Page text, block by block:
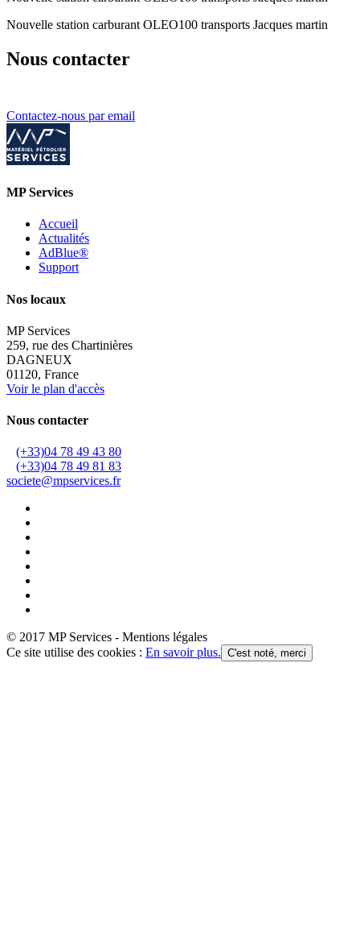
Nouvelle station carburant OLEO100 transports Jacques martin
Nous contacter
Contactez-nous par email
MP Services
Accueil
Actualités
AdBlue®
Support
Nos locaux
MP Services
259, rue des Chartinières
DAGNEUX
01120, France
Voir le plan d'accès
Nous contacter
(+33)04 78 49 43 80
(+33)04 78 49 81 83
societe@mpservices.fr
© 2017 MP Services - Mentions légales
Ce site utilise des cookies : En savoir plus. C'est noté, merci